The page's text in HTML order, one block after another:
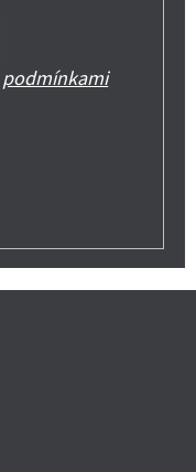
podmínkami